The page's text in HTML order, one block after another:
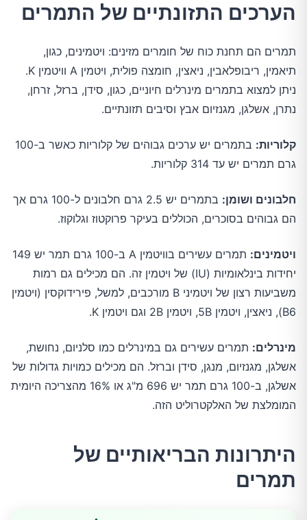
הערכים התזונתיים של התמרים
תמרים הם תחנת כוח של חומרים מזינים: ויטמינים, כגון,
תיאמין, ריבופלאבין, ניאצין, חומצה פולית, ויטמין A וויטמין K.
ניתן למצוא בתמרים מינרלים חיוניים, כגון, סידן, ברזל, זרחן,
נתרן, אשלגן, מגנזיום אבץ וסיבים תזונתיים.
קלוריות:
בתמרים יש ערכים גבוהים של קלוריות כאשר ב-100
גרם תמרים יש עד 314 קלוריות.
חלבונים ושומן:
בתמרים יש 2.5 גרם חלבונים ל-100 גרם אך
הם גבוהים בסוכרים, הכוללים בעיקר פרוקטוז וגלוקוז.
ויטמינים:
תמרים עשירים בוויטמין A ב-100 גרם תמר יש 149
יחידות בינלאומיות (IU) של ויטמין זה. הם מכילים גם רמות
משביעות רצון של ויטמיני B מורכבים, למשל, פירידוקסין (ויטמין
B6), ניאצין, ויטמין 5B, ויטמין 2B וגם ויטמין K.
מינרלים: תמרים עשירים גם במינרלים כמו סלניום, נחושת,
אשלגן, מגנזיום, מנגן, סידן וברזל. הם מכילים כמויות גדולות של
אשלגן, ב-100 גרם תמר יש 696 מ"ג או 16% מהצריכה היומית
המומלצת של האלקטרוליט הזה.
היתרונות הבריאותיים של
תמרים